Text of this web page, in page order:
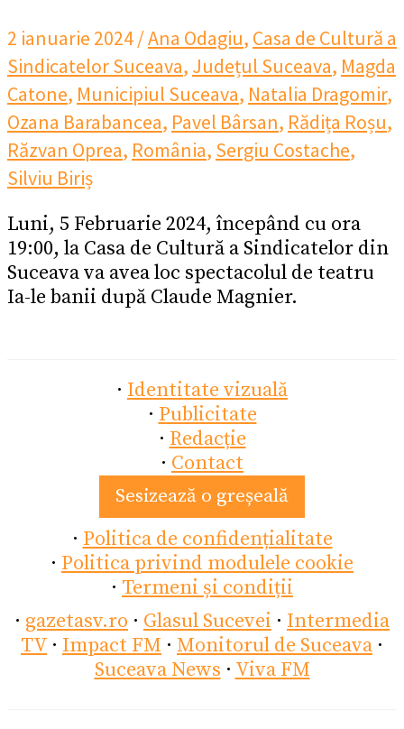
2 ianuarie 2024/Ana Odagiu, Casa de Cultură a
Sindicatelor Suceava, Județul Suceava, Magda
Catone, Municipiul Suceava, Natalia Dragomir,
Ozana Barabancea, Pavel Bârsan, Rădița Roșu,
Răzvan Oprea, România, Sergiu Costache,
Silviu Biriș
Luni, 5 Februarie 2024, începând cu ora
19:00, la Casa de Cultură a Sindicatelor din
Suceava va avea loc spectacolul de teatru
Ia-le banii după Claude Magnier.
· Identitate vizuală
· Publicitate
· Redacție
· Contact
Sesizează o greșeală
· Politica de confidențialitate
· Politica privind modulele cookie
· Termeni și condiții
· gazetasv.ro · Glasul Sucevei · Intermedia
TV · Impact FM · Monitorul de Suceava ·
Suceava News · Viva FM